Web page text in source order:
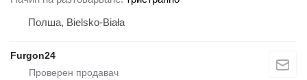
Полша, Bielsko-Biała
Furgon24